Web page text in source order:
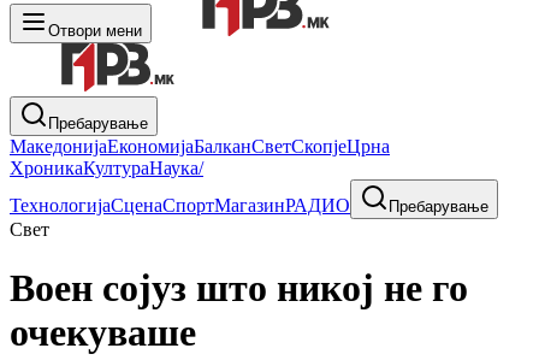
Отвори мени
Пребарување
МакедонијаЕкономијаБалканСветСкопјеЦрна
ХроникаКултураНаука/
ТехнологијаСценаСпортМагазинРАДИО Пребарување
Свет
Воен сојуз што никој не го
очекуваше